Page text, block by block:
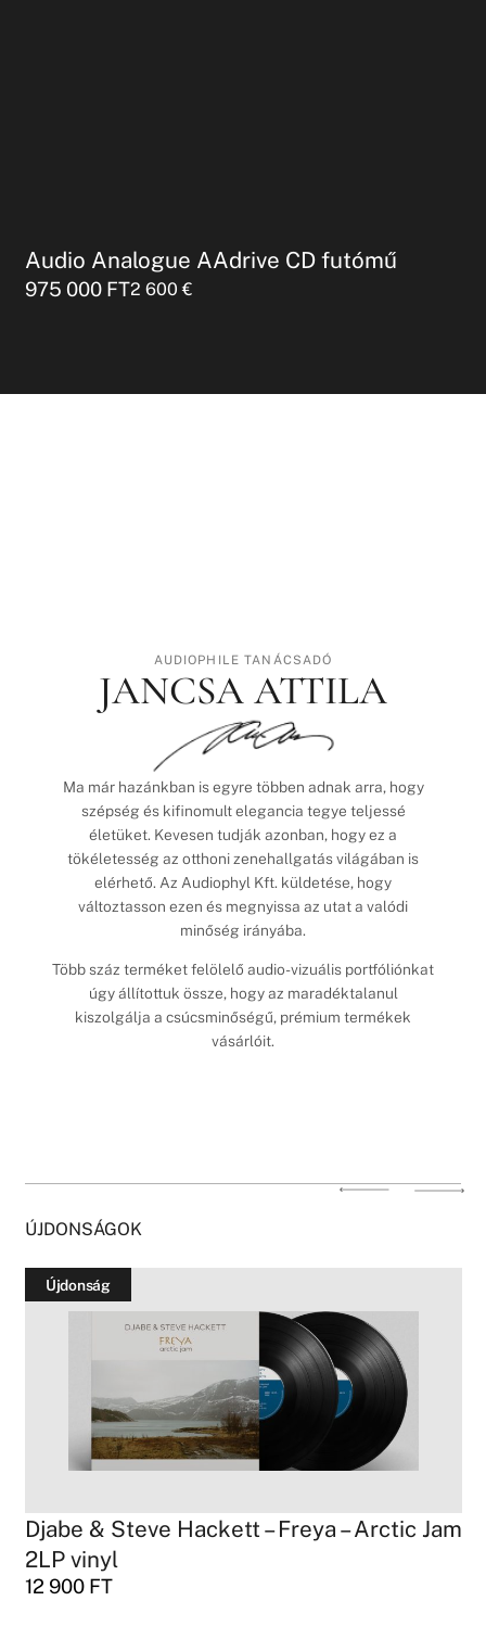
Audio Analogue AAdrive CD futómű
975 000 FT2 600€
AUDIOPHILE TANÁCSADÓ
JANCSA ATTILA
Ma már hazánkban is egyre többen adnak arra, hogy
szépség és kifinomult elegancia tegye teljessé
életüket. Kevesen tudják azonban, hogy ez a
tökéletesség az otthoni zenehallgatás világában is
elérhető. Az Audiophyl Kft. küldetése, hogy
változtasson ezen és megnyissa az utat a valódi
minőség irányába.
Több száz terméket felölelő audio-vizuális portfóliónkat
úgy állítottuk össze, hogy az maradéktalanul
kiszolgálja a csúcsminőségű, prémium termékek
vásárlóit.
ÚJDONSÁGOK
Újdonság
Djabe & Steve Hackett – Freya – Arctic Jam
2LP vinyl
12 900 FT